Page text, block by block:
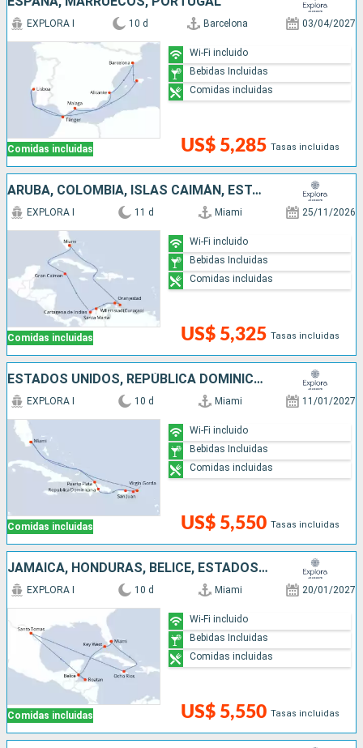
Comidas incluidas
EXPLORA I 10 d Barcelona 03/04/2027
US$ 5,285 Tasas incluidas
Wi-Fi incluido
Bebidas Incluidas
Comidas incluidas
ARUBA, COLOMBIA, ISLAS CAIMÁN, ESTADOS UNIDOS
Comidas incluidas
EXPLORA I 11 d Miami 25/11/2026
US$ 5,325 Tasas incluidas
Wi-Fi incluido
Bebidas Incluidas
Comidas incluidas
ESTADOS UNIDOS, REPÚBLICA DOMINICANA, PUERTO RICO
Comidas incluidas
EXPLORA I 10 d Miami 11/01/2027
US$ 5,550 Tasas incluidas
Wi-Fi incluido
Bebidas Incluidas
Comidas incluidas
JAMAICA, HONDURAS, BELICE, ESTADOS UNIDOS
Comidas incluidas
EXPLORA I 10 d Miami 20/01/2027
US$ 5,550 Tasas incluidas
Wi-Fi incluido
Bebidas Incluidas
Comidas incluidas